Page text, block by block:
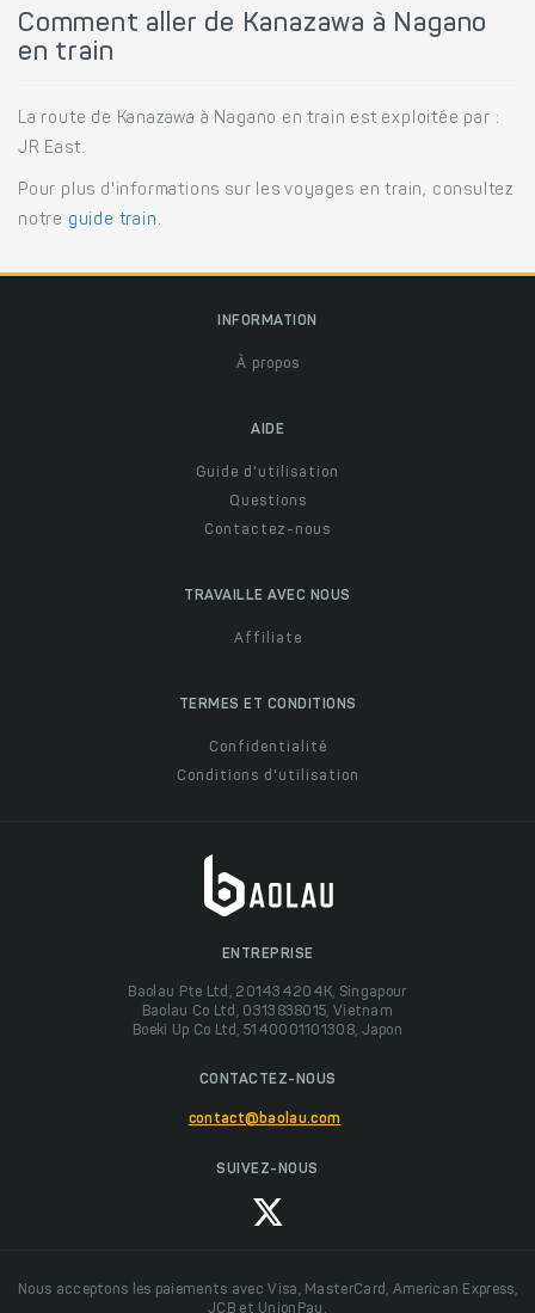
Comment aller de Kanazawa à Nagano
en train
La route de Kanazawa à Nagano en train est exploitée par :
JR East.
Pour plus d'informations sur les voyages en train, consultez
notre guide train .
INFORMATION
À propos
AIDE
Guide d'utilisation
Questions
Contactez-nous
TRAVAILLE AVEC NOUS
Affiliate
TERMES ET CONDITIONS
Confidentialité
Conditions d'utilisation
ENTREPRISE
Baolau Pte Ltd, 201434204K, Singapour
Baolau Co Ltd, 0313838015, Vietnam
Boeki Up Co Ltd, 5140001101308, Japon
CONTACTEZ-NOUS
contact@baolau.com
SUIVEZ-NOUS
Nous acceptons les paiements avec Visa, MasterCard, American Express,
JCB et UnionPay.